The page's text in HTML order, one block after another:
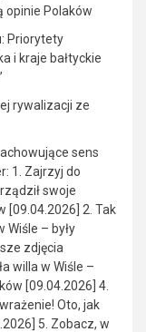
opinie Polaków
Priorytety
i kraje bałtyckie
rywalizacji ze
sens
1. Zajrzyj do
swoje
[09.04.2026] 2. Tak
Wiśle – były
zdjęcia
willa w Wiśle –
[09.04.2026] 4.
Oto, jak
5. Zobacz, w